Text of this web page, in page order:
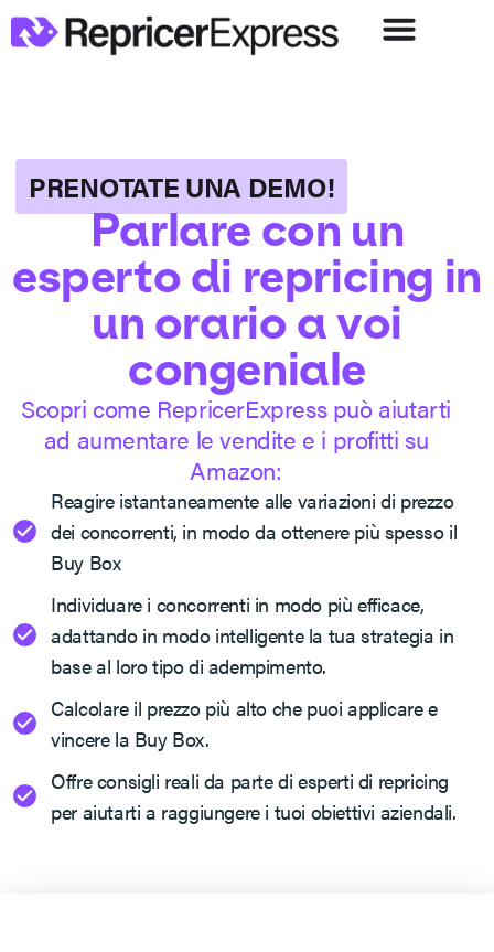
PRENOTATE UNA DEMO!
Parlare con un
esperto di repricing in
un orario a voi
congeniale
Scopri come RepricerExpress può aiutarti
ad aumentare le vendite e i profitti su
Amazon:
Reagire istantaneamente alle variazioni di prezzo
dei concorrenti, in modo da ottenere più spesso il
Buy Box
Individuare i concorrenti in modo più efficace,
adattando in modo intelligente la tua strategia in
base al loro tipo di adempimento.
Calcolare il prezzo più alto che puoi applicare e
vincere la Buy Box.
Offre consigli reali da parte di esperti di repricing
per aiutarti a raggiungere i tuoi obiettivi aziendali.